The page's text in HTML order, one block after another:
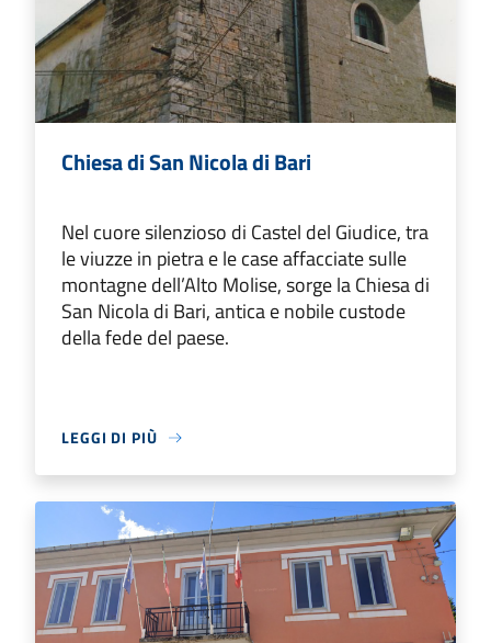
Chiesa di San Nicola di Bari
Nel cuore silenzioso di Castel del Giudice, tra
le viuzze in pietra e le case affacciate sulle
montagne dell’Alto Molise, sorge la Chiesa di
San Nicola di Bari, antica e nobile custode
della fede del paese.
LEGGI DI PIÙ